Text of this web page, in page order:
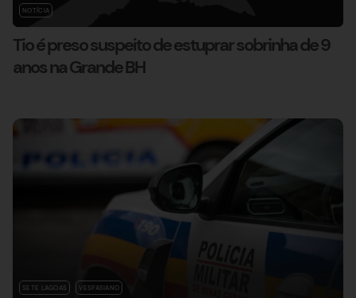
NOTÍCIA
Tio é preso suspeito de estuprar sobrinha de 9
anos na Grande BH
SETE LAGOAS VESPASIANO